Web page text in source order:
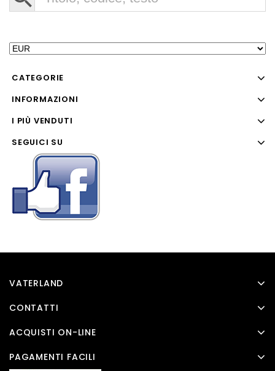
CATEGORIE
INFORMAZIONI
I PIÙ VENDUTI
SEGUICI SU
VATERLAND
CONTATTI
ACQUISTI ON-LINE
PAGAMENTI FACILI